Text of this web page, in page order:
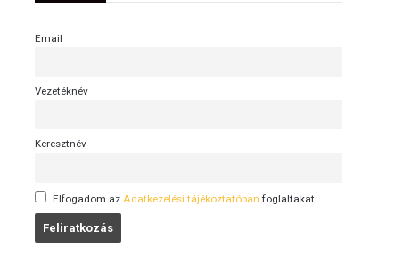
Email
Vezetéknév
Keresztnév
Elfogadom az Adatkezelési tájékoztatóban foglaltakat.